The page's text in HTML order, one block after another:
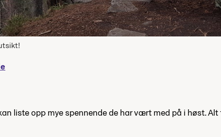
liste opp mye spennende de har vært med på i høst.